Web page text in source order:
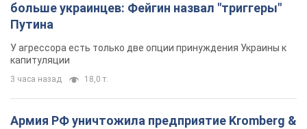
больше украинцев: Фейгин назвал "триггеры"
Путина
У агрессора есть только две опции принуждения Украины к
капитуляции
3 часа назад 18,0 т.
Армия РФ уничтожила предприятие Kromberg &